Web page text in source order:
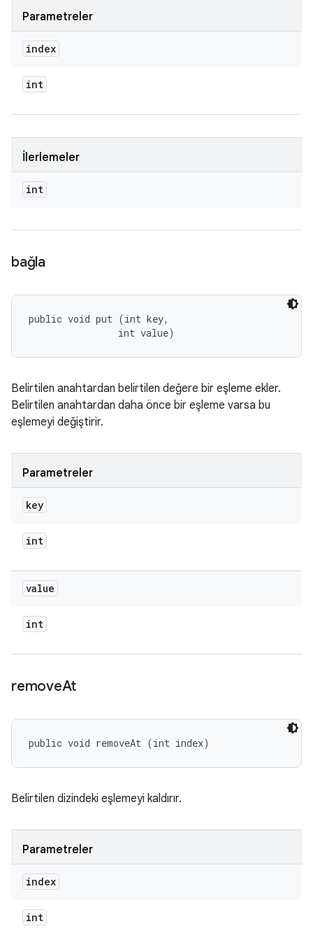
Parametreler
index
int
İlerlemeler
int
bağla
public void put (int key,
                int value)
Belirtilen anahtardan belirtilen değere bir eşleme ekler.
Belirtilen anahtardan daha önce bir eşleme varsa bu
eşlemeyi değiştirir.
Parametreler
key
int
value
int
removeAt
public void removeAt (int index)
Belirtilen dizindeki eşlemeyi kaldırır.
Parametreler
index
int